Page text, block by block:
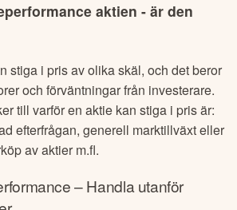
aktien - är den
stiga i pris av olika skäl, och det beror
och förväntningar från investerare.
till varför en aktie kan stiga i pris är:
efterfrågan, generell marktillväxt eller
av aktier m.fl.
– Handla utanför